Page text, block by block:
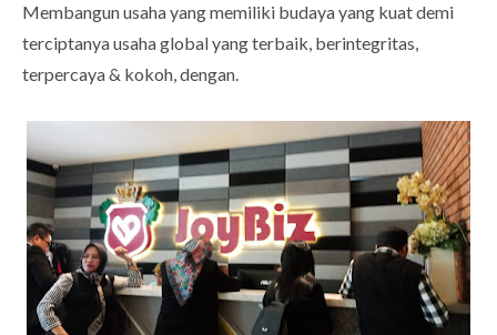
Membangun usaha yang memiliki budaya yang kuat demi
terciptanya usaha global yang terbaik, berintegritas,
terpercaya & kokoh, dengan.